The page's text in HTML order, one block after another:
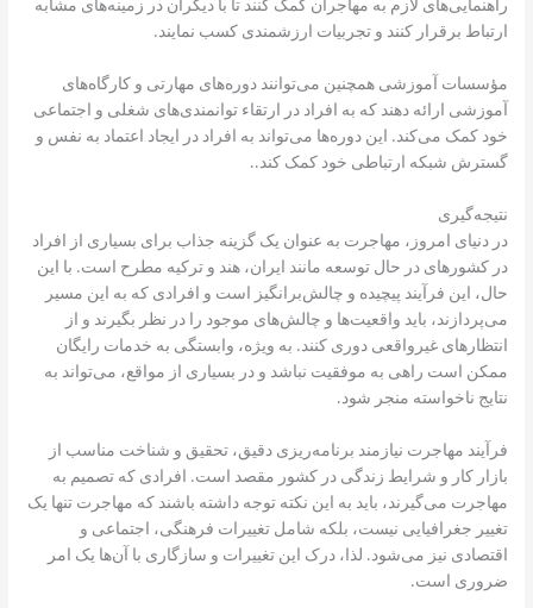
راهنمایی‌های لازم به مهاجران کمک کنند تا با دیگران در زمینه‌های مشابه
ارتباط برقرار کنند و تجربیات ارزشمندی کسب نمایند.
مؤسسات آموزشی همچنین می‌توانند دوره‌های مهارتی و کارگاه‌های
آموزشی ارائه دهند که به افراد در ارتقاء توانمندی‌های شغلی و اجتماعی
خود کمک می‌کند. این دوره‌ها می‌تواند به افراد در ایجاد اعتماد به نفس و
گسترش شبکه ارتباطی خود کمک کند..
نتیجه‌گیری
در دنیای امروز، مهاجرت به عنوان یک گزینه جذاب برای بسیاری از افراد
در کشورهای در حال توسعه مانند ایران، هند و ترکیه مطرح است. با این
حال، این فرآیند پیچیده و چالش‌برانگیز است و افرادی که به این مسیر
می‌پردازند، باید واقعیت‌ها و چالش‌های موجود را در نظر بگیرند و از
انتظارهای غیرواقعی دوری کنند. به ویژه، وابستگی به خدمات رایگان
ممکن است راهی به موفقیت نباشد و در بسیاری از مواقع، می‌تواند به
نتایج ناخواسته منجر شود.
فرآیند مهاجرت نیازمند برنامه‌ریزی دقیق، تحقیق و شناخت مناسب از
بازار کار و شرایط زندگی در کشور مقصد است. افرادی که تصمیم به
مهاجرت می‌گیرند، باید به این نکته توجه داشته باشند که مهاجرت تنها یک
تغییر جغرافیایی نیست، بلکه شامل تغییرات فرهنگی، اجتماعی و
اقتصادی نیز می‌شود. لذا، درک این تغییرات و سازگاری با آن‌ها یک امر
ضروری است.